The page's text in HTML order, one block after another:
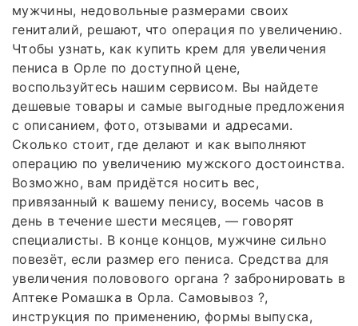
мужчины, недовольные размерами своих
гениталий, решают, что операция по увеличению.
Чтобы узнать, как купить крем для увеличения
пениса в Орле по доступной цене,
воспользуйтесь нашим сервисом. Вы найдете
дешевые товары и самые выгодные предложения
с описанием, фото, отзывами и адресами.
Сколько стоит, где делают и как выполняют
операцию по увеличению мужского достоинства.
Возможно, вам придётся носить вес,
привязанный к вашему пенису, восемь часов в
день в течение шести месяцев, — говорят
специалисты. В конце концов, мужчине сильно
повезёт, если размер его пениса. Средства для
увеличения половового органа ? забронировать в
Аптеке Ромашка в Орла. Самовывоз ?,
инструкция по применению, формы выпуска,